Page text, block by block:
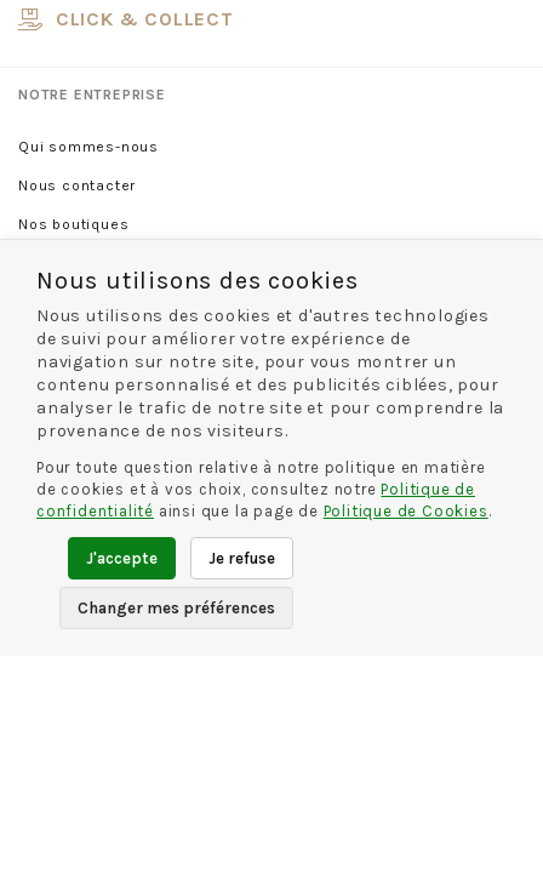
CLICK & COLLECT
NOTRE ENTREPRISE
Qui sommes-nous
Nous contacter
Nos boutiques
INFORMATIONS
Conditions générales de vente
Mentions légales
Politique de confidentialité
INFORMATIONS
Livraison et retour
Guide des tailles
Nous utilisons des cookies
Nous utilisons des cookies et d'autres technologies
de suivi pour améliorer votre expérience de
navigation sur notre site, pour vous montrer un
contenu personnalisé et des publicités ciblées, pour
analyser le trafic de notre site et pour comprendre la
provenance de nos visiteurs.
Pour toute question relative à notre politique en matière
de cookies et à vos choix, consultez notrePolitique de
confidentialité ainsi que la page de Politique de Cookies .
J'accepte Je refuse
Changer mes préférences